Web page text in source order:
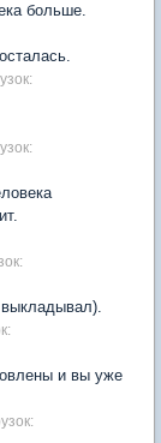
больше.
выкладывал).
и вы уже